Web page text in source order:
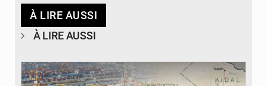
À LIRE AUSSI
À LIRE AUSSI
© JDM